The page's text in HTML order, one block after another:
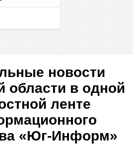
новости
области в одной
ленте
«Юг-Информ»